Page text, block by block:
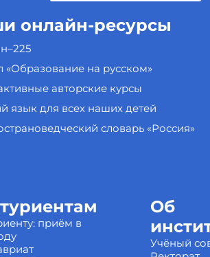
онлайн-ресурсы
«Образование на русском»
авторские курсы
язык для всех наших детей
словарь «Россия»
приём в
Об
Учёный